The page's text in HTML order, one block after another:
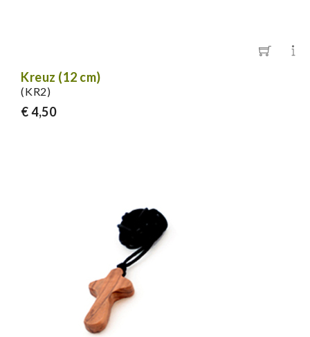
Kreuz (12 cm)
(KR2)
€ 4,50